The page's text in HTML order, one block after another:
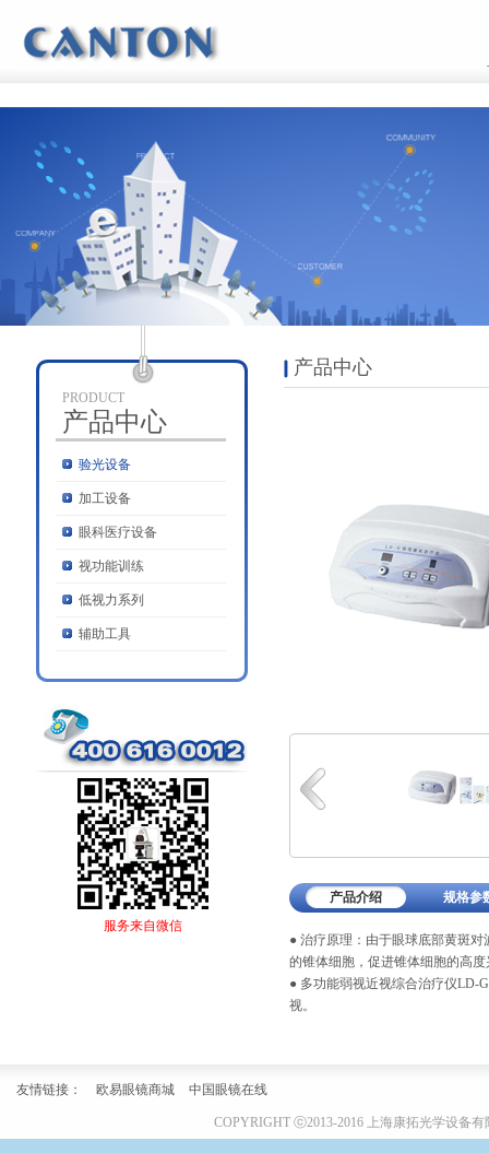
PRODUCT
产品中心
验光设备
加工设备
眼科医疗设备
视功能训练
低视力系列
辅助工具
服务来自微信
产品中心
产品介绍 规格参
● 治疗原理：由于眼球底部黄斑
的锥体细胞，促进锥体细胞的高
● 多功能弱视近视综合治疗仪LD-
视。
友情链接： 欧易眼镜商城 中国眼镜在线
COPYRIGHT ⓒ2013-2016 上海康拓光学设备